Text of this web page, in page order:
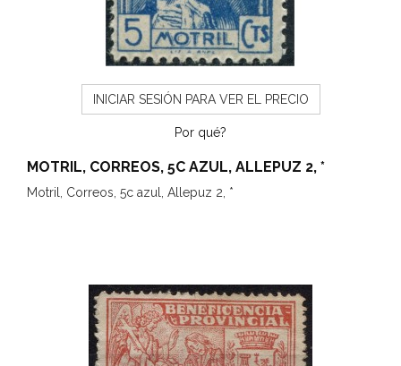
INICIAR SESIÓN PARA VER EL PRECIO
Por qué?
MOTRIL, CORREOS, 5C AZUL, ALLEPUZ 2, *
Motril, Correos, 5c azul, Allepuz 2, *